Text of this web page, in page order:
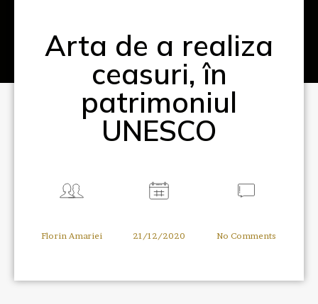
Arta de a realiza
ceasuri, în
patrimoniul
UNESCO
Florin Amariei 21/12/2020 No Comments